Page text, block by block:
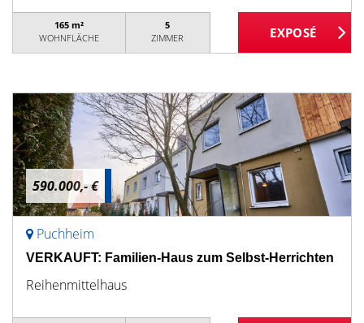
165 m²
WOHNFLÄCHE
5
ZIMMER
590.000,- €
Puchheim
VERKAUFT: Familien-Haus zum Selbst-Herrichten
Reihenmittelhaus